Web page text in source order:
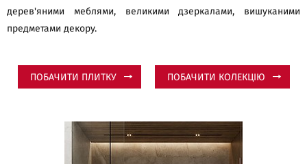
дерев'яними меблями, великими дзеркалами, вишуканими
предметами декору.
ПОБАЧИТИ ПЛИТКУ ПОБАЧИТИ КОЛЕКЦІЮ